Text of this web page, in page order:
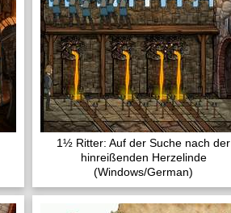
1½ Ritter: Auf der Suche nach der
hinreißenden Herzelinde
(Windows/German)